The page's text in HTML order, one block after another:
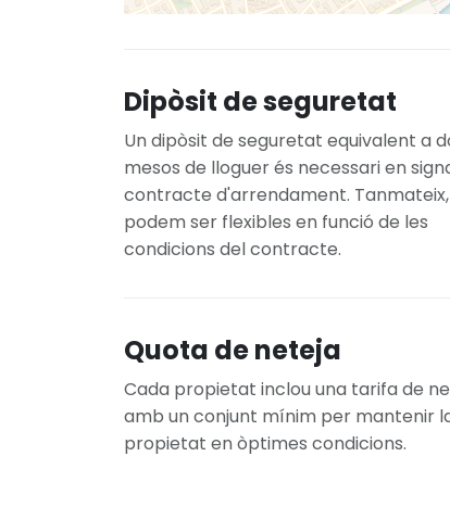
Dipòsit de seguretat
Un dipòsit de seguretat equivalent a
mesos de lloguer és necessari en
contracte d'arrendament. Tanmateix,
podem ser flexibles en funció de les
condicions del contracte.
Quota de neteja
Cada propietat inclou una tarifa de
amb un conjunt mínim per mantenir
propietat en òptimes condicions.